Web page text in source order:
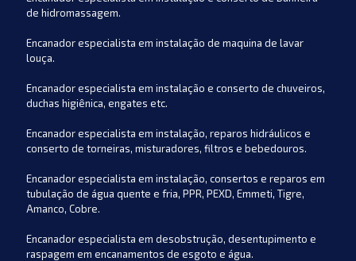
de hidromassagem.
Encanador especialista em instalação de maquina de lavar
louça.
Encanador especialista em instalação e conserto de chuveiros,
duchas higiênica, engates etc.
Encanador especialista em instalação, reparos hidráulicos e
conserto de torneiras, misturadores, filtros e bebedouros.
Encanador especialista em instalação, consertos e reparos em
tubulação de água quente e fria, PPR, PEXD, Emmeti, Tigre,
Amanco, Cobre.
Encanador especialista em desobstrução, desentupimento e
raspagem em encanamentos de esgoto e água.